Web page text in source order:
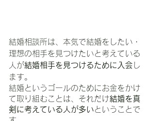
結婚相談所は、本気で結婚をしたい・
理想の相手を見つけたいと考えている
人が結婚相手を見つけるために入会 し
ます。
結婚というゴールのためにお金をかけ
て取り組むことは、それだけ結婚を真
剣に考えている人が多いということで